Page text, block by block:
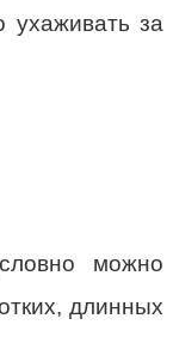
ухаживать за
можно
длинных